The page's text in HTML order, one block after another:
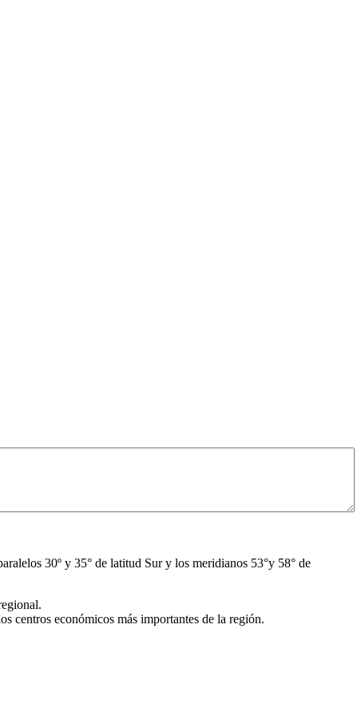
30º y 35° de latitud Sur y los meridianos 53°y 58° de
centros económicos más importantes de la región.